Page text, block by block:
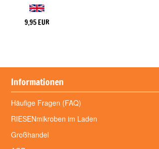
9,95 EUR
Informationen
Häufige Fragen (FAQ)
RIESENmikroben im Laden
Großhandel